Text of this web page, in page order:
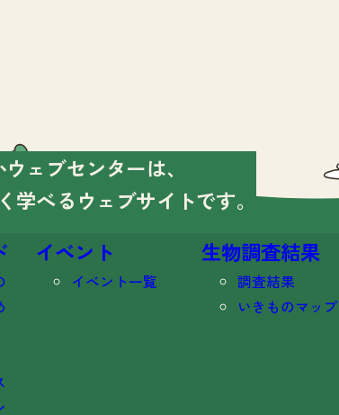
ェブセンターは、
学べる ウェブサイトです。
イベント
イベント一覧
生物調査結果
調査結果
いきものマップ